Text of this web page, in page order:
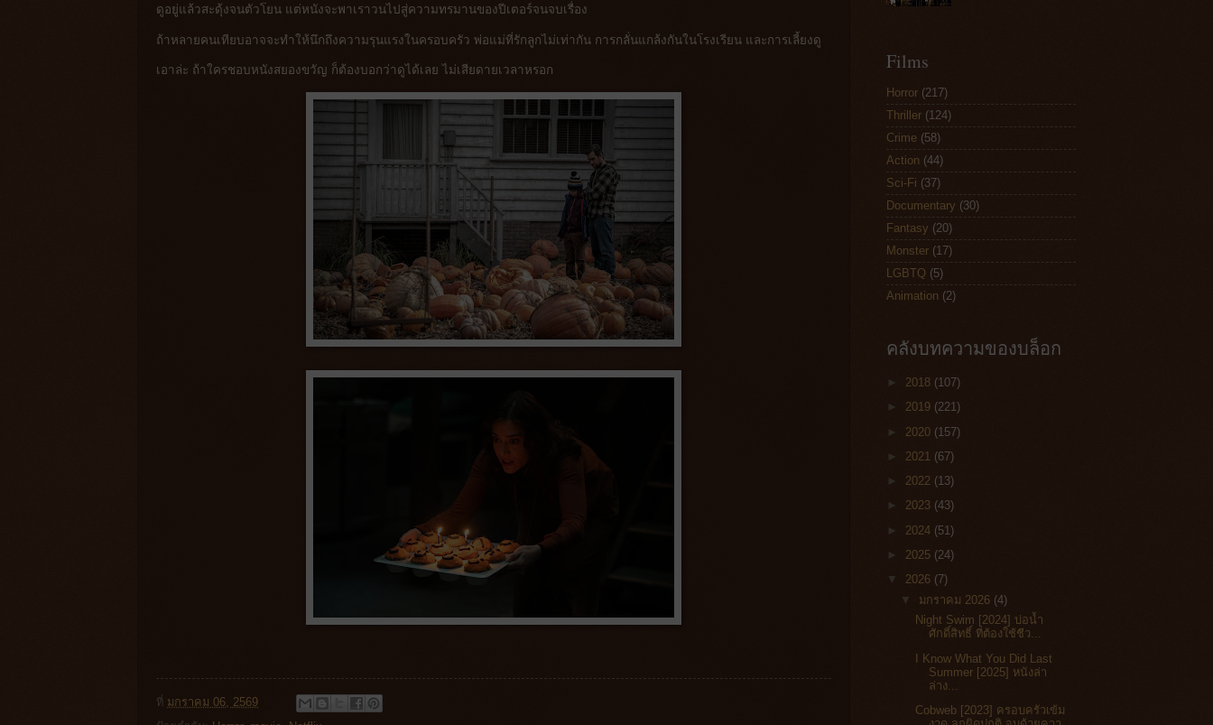
ดูอยู่แล้วสะดุ้งจนตัวโยน แต่หนังจะพาเราวนไปสู่ความทรมานของปีเตอร์จนจบเรื่อง
ถ้าหลายคนเทียบอาจจะทำให้นึกถึงความรุนแรงในครอบครัว พ่อแม่ที่รักลูกไม่เท่ากัน การกลั่นแกล้งกันในโรงเรียน และการเลี้ยงดู
เอาล่ะ ถ้าใครชอบหนังสยองขวัญ ก็ต้องบอกว่าดูได้เลย ไม่เสียดายเวลาหรอก
ที่ มกราคม 06, 2569
Films
Horror (217)
Thriller (124)
Crime (58)
Action (44)
Sci-Fi (37)
Documentary (30)
Fantasy (20)
Monster (17)
LGBTQ (5)
Animation (2)
คลังบทความของบล็อก
► 2018 (107)
► 2019 (221)
► 2020 (157)
► 2021 (67)
► 2022 (13)
► 2023 (43)
► 2024 (51)
► 2025 (24)
▼ 2026 (7)
▼ มกราคม 2026 (4)
Night Swim [2024] บ่อน้ำ
ศักดิ์สิทธิ์ ที่ต้องใช้ชีว...
I Know What You Did Last
Summer [2025] หนังล่า
ล่าง...
Cobweb [2023] ครอบครัวเข้ม